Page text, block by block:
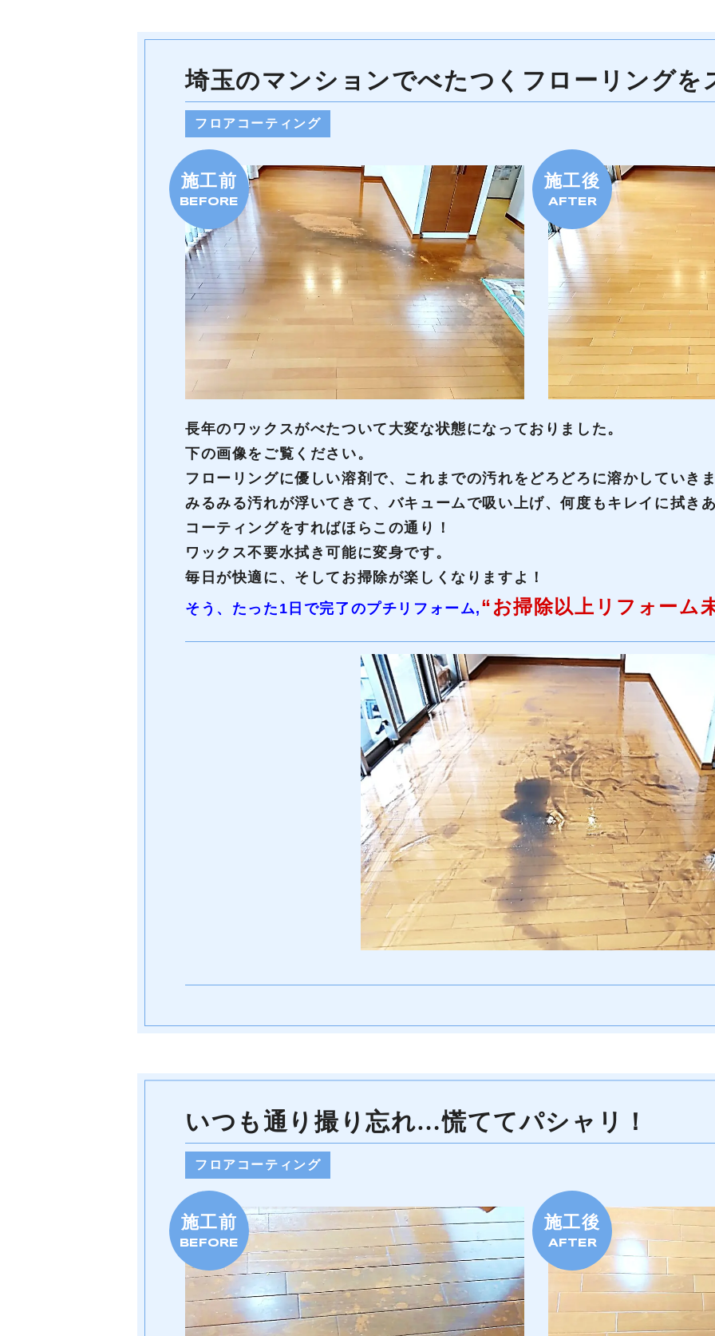
埼玉のマンションでべたつくフローリングを
フロアコーティング
施工前
BEFORE
施工後
AFTER
長年のワックスがべたついて大変な状態になっておりました。
下の画像をご覧ください。
フローリングに優しい溶剤で、これまでの汚れをどろどろに溶かしていき
みるみる汚れが浮いてきて、バキュームで吸い上げ、何度もキレイに拭き
コーティングをすればほらこの通り！
ワックス不要水拭き可能に変身です。
毎日が快適に、そしてお掃除が楽しくなりますよ！
そう、たった1日で完了のプチリフォーム, “お掃除以上リフォーム
いつも通り撮り忘れ…慌ててパシャリ！
フロアコーティング
施工前
BEFORE
施工後
AFTER